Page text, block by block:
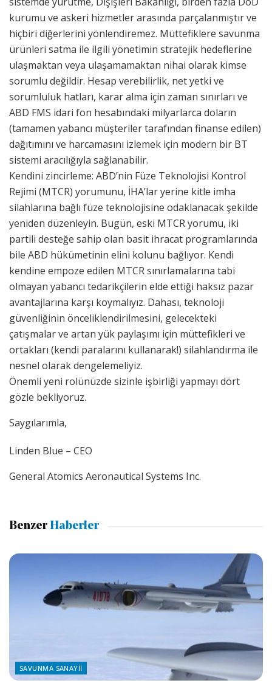
kurumu ve askeri hizmetler arasında parçalanmıştır ve
hiçbiri diğerlerini yönlendiremez. Müttefiklere savunma
ürünleri satma ile ilgili yönetimin stratejik hedeflerine
ulaşmaktan veya ulaşamamaktan nihai olarak kimse
sorumlu değildir. Hesap verebilirlik, net yetki ve
sorumluluk hatları, karar alma için zaman sınırları ve
ABD FMS idari fon hesabındaki milyarlarca doların
(tamamen yabancı müşteriler tarafından finanse edilen)
dağıtımını ve harcamasını izlemek için modern bir BT
sistemi aracılığıyla sağlanabilir.
Kendini zincirleme: ABD’nin Füze Teknolojisi Kontrol
Rejimi (MTCR) yorumunu, İHA’lar yerine kitle imha
silahlarına bağlı füze teknolojisine odaklanacak şekilde
yeniden düzenleyin. Bugün, eski MTCR yorumu, iki
partili desteğe sahip olan basit ihracat programlarında
bile ABD hükümetinin elini kolunu bağlıyor. Kendi
kendine empoze edilen MTCR sınırlamalarına tabi
olmayan yabancı tedarikçilerin elde ettiği haksız pazar
avantajlarına karşı koymalıyız. Dahası, teknoloji
güvenliğinin önceliklendirilmesini, gelecekteki
çatışmalar ve artan yük paylaşımı için müttefikleri ve
ortakları (kendi paralarını kullanarak!) silahlandırma ile
nesnel olarak dengelemeliyiz.
Önemli yeni rolünüzde sizinle işbirliği yapmayı dört
gözle bekliyoruz.
Saygılarımla,
Linden Blue – CEO
General Atomics Aeronautical Systems Inc.
Benzer Haberler
SAVUNMA SANAYII